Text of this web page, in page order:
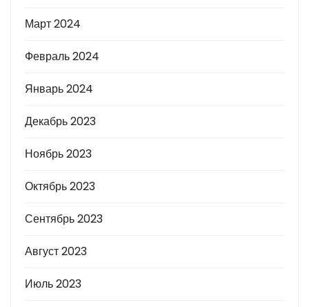
Март 2024
Февраль 2024
Январь 2024
Декабрь 2023
Ноябрь 2023
Октябрь 2023
Сентябрь 2023
Август 2023
Июль 2023